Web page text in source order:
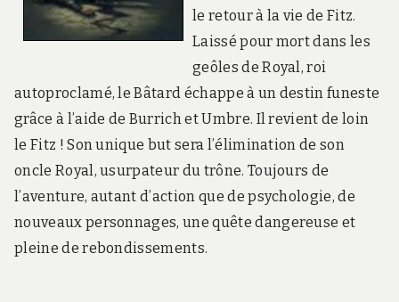
le retour à la vie de Fitz.
Laissé pour mort dans les
geôles de Royal, roi
autoproclamé, le Bâtard échappe à un destin funeste
grâce à l’aide de Burrich et Umbre. Il revient de loin
le Fitz ! Son unique but sera l’élimination de son
oncle Royal, usurpateur du trône. Toujours de
l’aventure, autant d’action que de psychologie, de
nouveaux personnages, une quête dangereuse et
pleine de rebondissements.